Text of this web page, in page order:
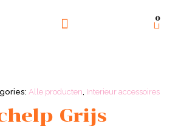
0
Alle producten Interieur accessoires
Grijs